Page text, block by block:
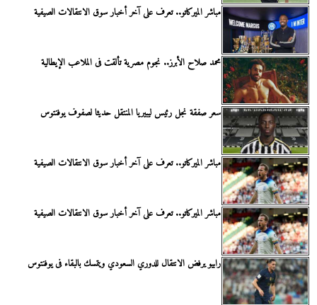
مباشر الميركاتو.. تعرف على آخر أخبار سوق الانتقالات الصيفية
محمد صلاح الأبرز.. نجوم مصرية تألقت فى الملاعب الإيطالية
سعر صفقة نجل رئيس ليبيريا المنتقل حديثا لصفوف يوفنتوس
مباشر الميركاتو.. تعرف على آخر أخبار سوق الانتقالات الصيفية
مباشر الميركاتو.. تعرف على آخر أخبار سوق الانتقالات الصيفية
رابيو يرفض الانتقال للدوري السعودي ويتمسك بالبقاء فى يوفنتوس